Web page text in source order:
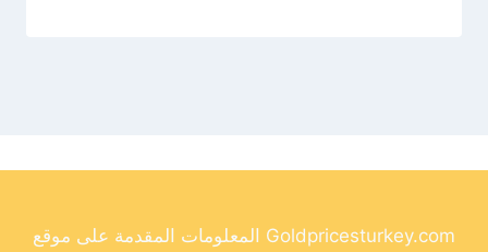
المعلومات المقدمة على موقع Goldpricesturkey.com